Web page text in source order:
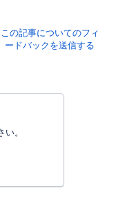
この記事についてのフィ
ードバックを送信する
。